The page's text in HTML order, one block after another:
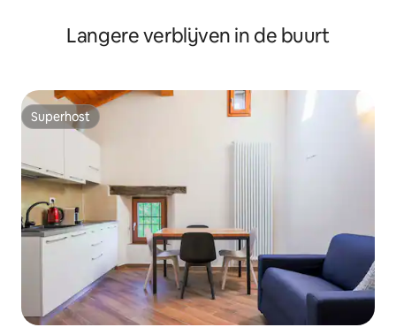
Langere verblijven in de buurt
Superhost
Superhost